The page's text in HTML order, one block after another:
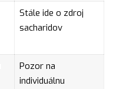
Stále ide o zdroj
sacharidov
Pozor na
individuálnu